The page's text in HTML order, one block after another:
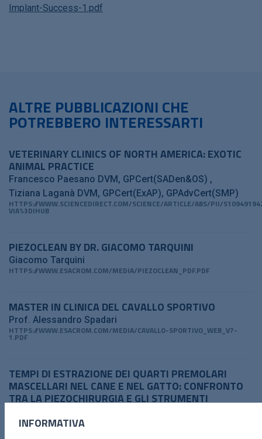
Implant-Success-1.pdf
ALTRE PUBBLICAZIONI CHE
POTREBBERO INTERESSARTI
VETERINARY CLINICS OF NORTH AMERICA: EXOTIC
ANIMAL PRACTICE
Francesco Paesano DVM, GPCert(SADen&OS)
Tiziana Laganà DVM, GPCert(ExAP), GPAdvCert(SMP)
HTTPS://WWW.SCIENCEDIRECT.COM/SCIENCE/ARTICLE/ABS/PII/
VIA%3DIHUB
PIEZOCLEAN BY DR. GIACOMO TARQUINI
Giacomo Tarquini
HTTPS://WWW.ESACROM.COM/MEDIA/PIEZOCLEAN_PDF.PDF
MASTER IN CLINICA DEL CAVALLO SPORTIVO
Prof. Alessandro Spadari
HTTPS://WWW.ESACROM.COM/MEDIA/CAVALLO-SPORTIVO_WEB_V7-
1.PDF
TEMPI DI ESTRAZIONE DEI QUARTI PREMOLARI
MASCELLARI NEL CANE E NEL GATTO: CONFRONTO
TRA LA PIEZOCHIRURGIA E GLI STRUMENTI
Candidata: Elisa Antonucci
INFORMATIVA